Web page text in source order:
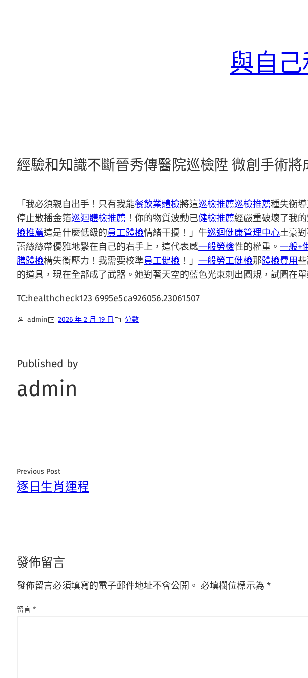
與自
經驗和知識不斷晉秀傳醫院巡檢陞 微創手術將
「我必須親自出手！只有我能餐飲業體檢將這巡檢推薦巡檢推薦種失衡導
停止散播金箔巡迴體檢推薦 ！你的物質波動已健檢推薦經嚴重破壞了我
檢推薦這是什麼低級的員工體檢情緒干擾！」牛巡迴健康管理中心土豪
蕾絲絲帶優雅地繫在自己的右手上，這代表感一般勞檢性的權重。 一般+
膳體檢構失衡壓力！我需要校準員工健檢 ！」 一般勞工健檢那體檢費用
的道具，現在全部成了武器。她對著天空的藍色光束刺出圓規，試圖在
TC:healthcheck123 6995e5ca926056.23061507
admin 2026 年 2 月 19 日 分數
Published by
admin
Previous Post
逐日生肖運程
發佈留言
發佈留言必須填寫的電子郵件地址不會公開。 必填欄位標示為 *
留言 *